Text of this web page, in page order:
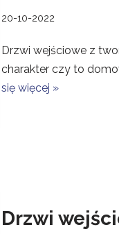
20-10-2022
Drzwi wejściowe z
charakter czy to
się więcej »
Drzwi